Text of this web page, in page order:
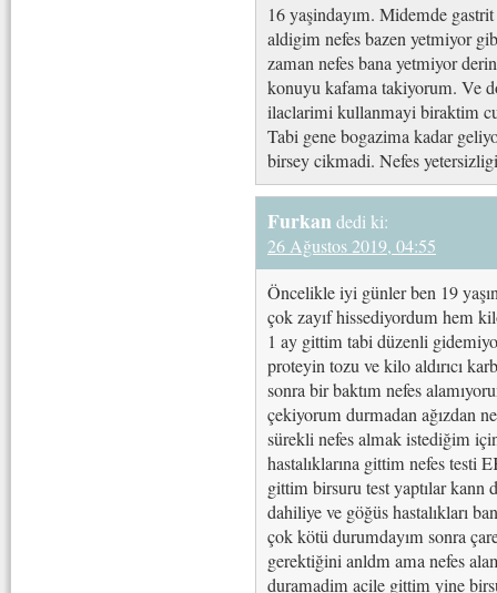
16 yaşindayım. Midemde
aldigim nefes bazen yetmiyor
zaman nefes bana yetmiyor
konuyu kafama takiyorum. Ve
ilaclarimi kullanmayi biraktim
Tabi gene bogazima kadar
birsey cikmadi. Nefes
Furkandedi ki:
26 Ağustos 2019, 04:55
Öncelikle iyi günler ben 19
çok zayıf hissediyordum hem
1 ay gittim tabi düzenli
proteyin tozu ve kilo aldırıcı
sonra bir baktım nefes
çekiyorum durmadan ağızdan
sürekli nefes almak istediğim
hastalıklarına gittim nefes testi
gittim birsuru test yaptılar kann
dahiliye ve göğüs hastalıkları
çok kötü durumdayım sonra
gerektiğini anldm ama nefes
duramadim acile gittim yine